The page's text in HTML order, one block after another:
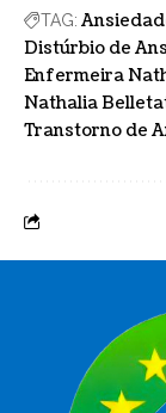
TAG:
Distúrbio de
Enfermeira
Nathalia
Transtorno de